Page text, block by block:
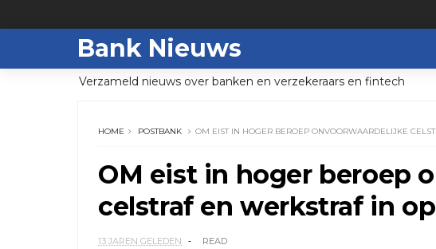
Bank Nieuws
Verzameld nieuws over banken en verzekeraars en fintech
HOME POSTBANK OM EIST IN HOGER BEROEP ONVOORWAARDELIJKE
OM eist in hoger beroep
celstraf en werkstraf in
13 JAREN GELEDEN READ